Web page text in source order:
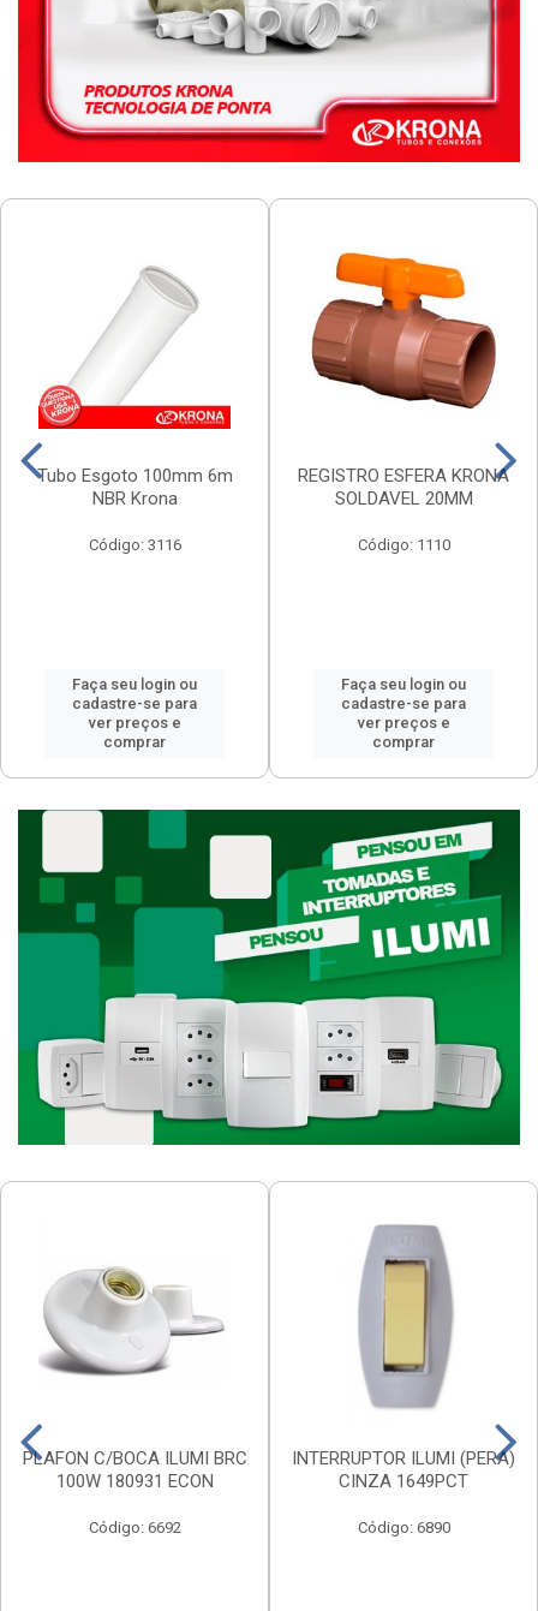
Tubo Esgoto 100mm 6m
NBR Krona
Código: 3116
Faça seu login ou
cadastre-se para
ver preços e
comprar
REGISTRO ESFERA KRONA
SOLDAVEL 20MM
Código: 1110
Faça seu login ou
cadastre-se para
ver preços e
comprar
PLAFON C/BOCA ILUMI BRC
100W 180931 ECON
Código: 6692
INTERRUPTOR ILUMI (PERA)
CINZA 1649PCT
Código: 6890